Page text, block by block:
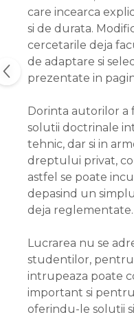
care incearca
si de durata.
cercetarile deja
de adaptare si
prezentate in
Dorinta autorilor a
solutii doctrinale
tehnic, dar si in
dreptului privat,
astfel se poate
depasind un
deja reglementate.
Lucrarea nu se
studentilor, pentru
intrupeaza poate
important si
oferindu-le solutii